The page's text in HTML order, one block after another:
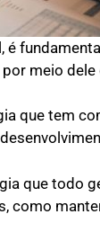
meio
que tem
que todo
como